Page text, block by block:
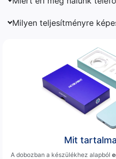
Milyen teljesítményre
Mit
A dobozban a készülékhez alapból